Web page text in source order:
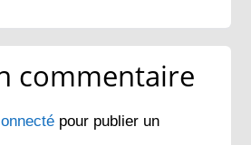
commentaire
pour publier un